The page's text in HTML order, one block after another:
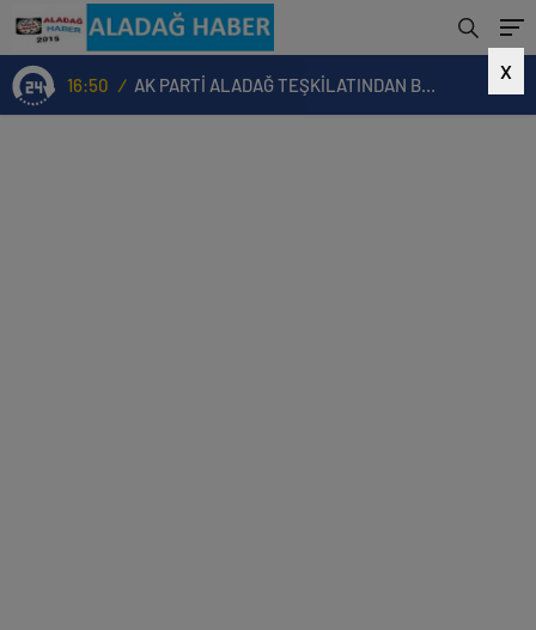
16:50 / AK PARTİ ALADAĞ TEŞKİLATINDAN BAŞKAN MUSTAFA ÖZKAN’A HAYIRLI OLSUN ZİYARETİ
X